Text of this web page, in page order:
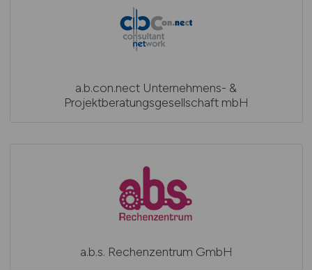
a.b.con.nect Unternehmens- &
Projektberatungsgesellschaft mbH
a.b.s. Rechenzentrum GmbH